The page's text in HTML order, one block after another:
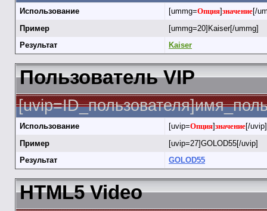
Использование [ummg=Опция]значение[/
Пример
[ummg=20]Kaiser[/ummg]
Результат
Kaiser
Пользователь VIP
Использование [uvip=Опция]значение[/uvip]
Пример
[uvip=27]GOLOD55[/uvip]
Результат
GOLOD55
HTML5 Video